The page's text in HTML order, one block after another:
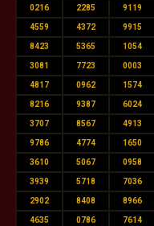
0216 2285 9119
4559 4372 9915
8423 5365 1054
3081 7723 0003
4817 0962 1574
8216 9387 6024
3707 8567 4913
9786 4774 1650
3610 5067 0958
3939 5718 7036
2902 8408 8966
4635 0786 7614